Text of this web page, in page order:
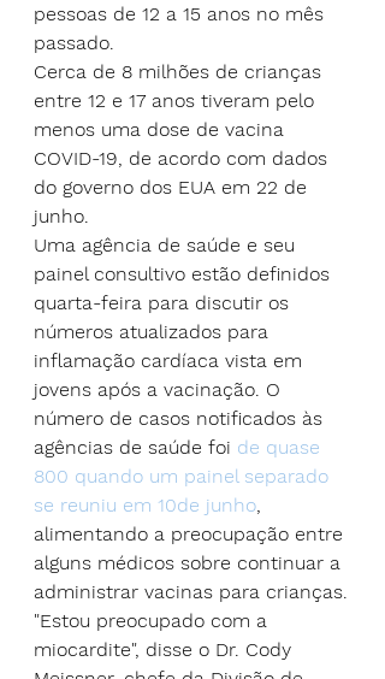
pessoas de 12 a 15 anos no mês
passado.
Cerca de 8 milhões de crianças
entre 12 e 17 anos tiveram pelo
menos uma dose de vacina
COVID-19, de acordo com dados
do governo dos EUA em 22 de
junho.
Uma agência de saúde e seu
painel consultivo estão definidos
quarta-feira para discutir os
números atualizados para
inflamação cardíaca vista em
jovens após a vacinação. O
número de casos notificados às
agências de saúde foi de quase
800 quando um painel separado
se reuniu em 10de junho,
alimentando a preocupação entre
alguns médicos sobre continuar a
administrar vacinas para crianças.
"Estou preocupado com a
miocardite", disse o Dr. Cody